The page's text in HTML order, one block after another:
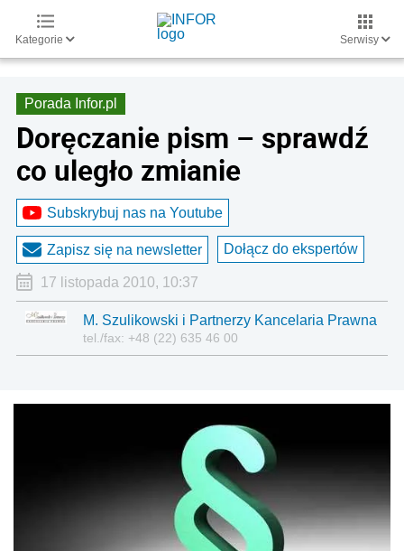
Kategorie Serwisy
Porada Infor.pl
Doręczanie pism – sprawdź
co uległo zmianie
Subskrybuj nas na Youtube
Zapisz się na newsletter Dołącz do ekspertów
17 listopada 2010, 10:37
M. Szulikowski i Partnerzy Kancelaria Prawna
tel./fax: +48 (22) 635 46 00